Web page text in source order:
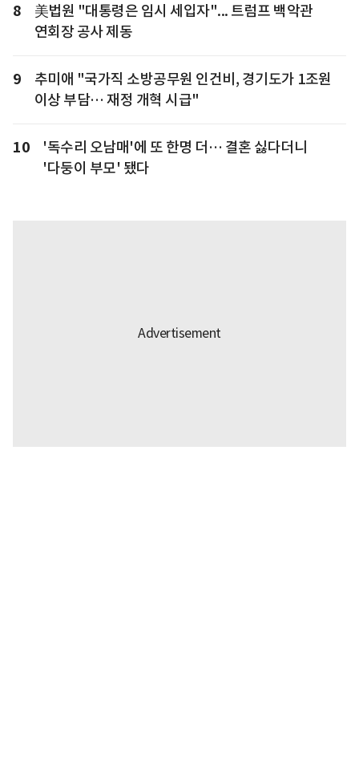
8
美법원 "대통령은 임시 세입자"... 트럼프 백악관
연회장 공사 제동
9
추미애 "국가직 소방공무원 인건비, 경기도가 1조원
이상 부담… 재정 개혁 시급"
10
'독수리 오남매'에 또 한명 더… 결혼 싫다더니
'다둥이 부모' 됐다